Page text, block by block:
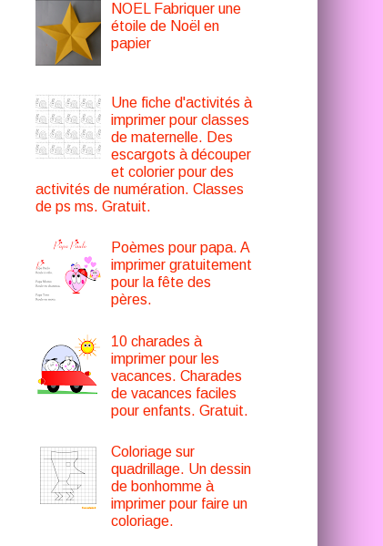
NOEL Fabriquer une
étoile de Noël en
papier
Une fiche d'activités à
imprimer pour classes
de maternelle. Des
escargots à découper
et colorier pour des
activités de numération. Classes
de ps ms. Gratuit.
Poèmes pour papa. A
imprimer gratuitement
pour la fête des
pères.
10 charades à
imprimer pour les
vacances. Charades
de vacances faciles
pour enfants. Gratuit.
Coloriage sur
quadrillage. Un dessin
de bonhomme à
imprimer pour faire un
coloriage.